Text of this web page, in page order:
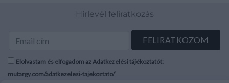
Hírlevél feliratkozás
Elolvastam és elfogadom az Adatkezelési tájékoztatót:
mutargy.com/adatkezelesi-tajekoztato/